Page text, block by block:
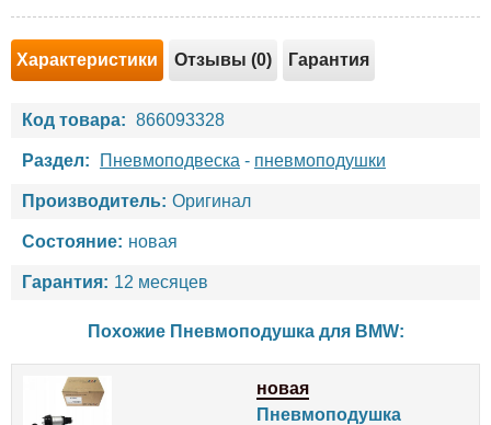
Характеристики Отзывы (0) Гарантия
Код товара: 866093328
Раздел: Пневмоподвеска - пневмоподушки
Производитель: Оригинал
Состояние: новая
Гарантия: 12 месяцев
Похожие Пневмоподушка для BMW:
новая
Пневмоподушка